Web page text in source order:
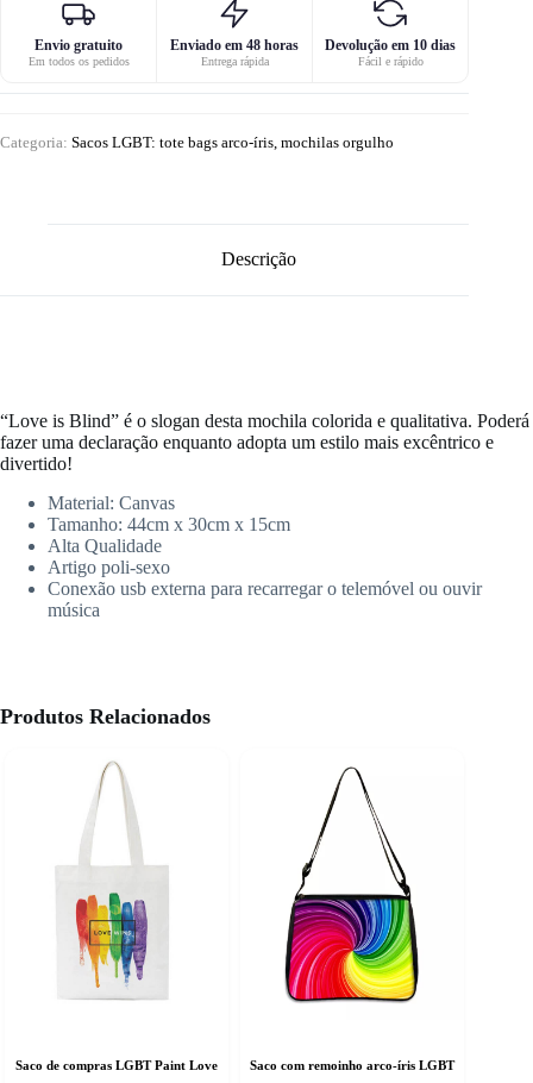
Envio gratuito
Em todos os pedidos
Enviado em 48 horas
Entrega rápida
Devolução em 10 dias
Fácil e rápido
Categoria: Sacos LGBT: tote bags arco-íris, mochilas orgulho
Descrição
“Love is Blind” é o slogan desta mochila colorida e qualitativa. Poderá
fazer uma declaração enquanto adopta um estilo mais excêntrico e
divertido!
Material: Canvas
Tamanho: 44cm x 30cm x 15cm
Alta Qualidade
Artigo poli-sexo
Conexão usb externa para recarregar o telemóvel ou ouvir
música
Produtos Relacionados
Saco de compras LGBT Paint Love Saco com remoinho arco-íris LGBT